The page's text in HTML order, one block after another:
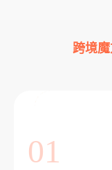
跨境魔
01